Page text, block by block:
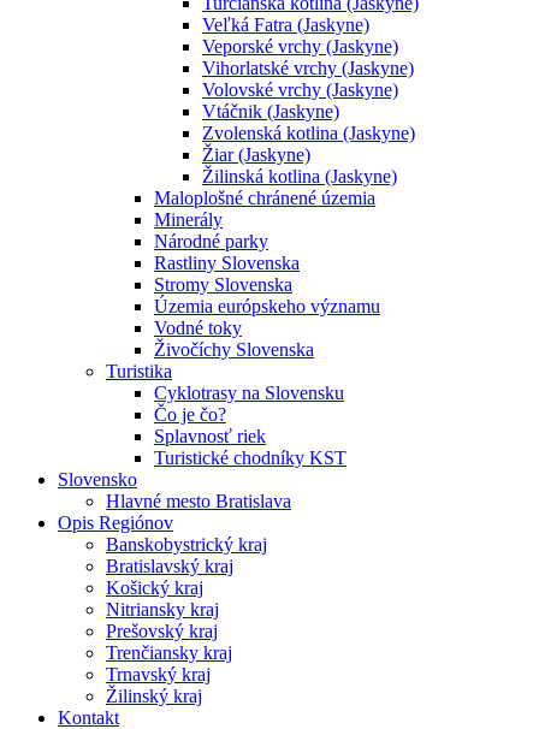
Veľká Fatra (Jaskyne)
Veporské vrchy (Jaskyne)
Vihorlatské vrchy (Jaskyne)
Volovské vrchy (Jaskyne)
Vtáčnik (Jaskyne)
Zvolenská kotlina (Jaskyne)
Žiar (Jaskyne)
Žilinská kotlina (Jaskyne)
Maloplošné chránené územia
Minerály
Národné parky
Rastliny Slovenska
Stromy Slovenska
Územia európskeho významu
Vodné toky
Živočíchy Slovenska
Turistika
Cyklotrasy na Slovensku
Čo je čo?
Splavnosť riek
Turistické chodníky KST
Slovensko
Hlavné mesto Bratislava
Opis Regiónov
Banskobystrický kraj
Bratislavský kraj
Košický kraj
Nitriansky kraj
Prešovský kraj
Trenčiansky kraj
Trnavský kraj
Žilinský kraj
Kontakt